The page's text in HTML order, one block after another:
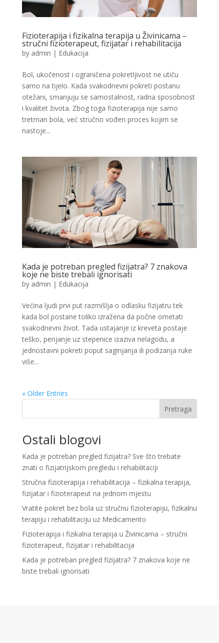
Fizioterapija i fizikalna terapija u Živinicama –
stručni fizioterapeut, fizijatar i rehabilitacija
by admin | Edukacija
Bol, ukočenost i ograničena pokretljivost ne utiču
samo na tijelo. Kada svakodnevni pokreti postanu
otežani, smanjuju se samostalnost, radna sposobnost
i kvalitet života. Zbog toga fizioterapija nije samo
tretman bola, već stručno vođen proces kojim se
nastoje...
Kada je potreban pregled fizijatra? 7 znakova
koje ne biste trebali ignorisati
by admin | Edukacija
Većina ljudi prvi put razmišlja o odlasku fizijatru tek
kada bol postane toliko izražena da počne ometati
svakodnevni život. Tada ustajanje iz kreveta postaje
teško, penjanje uz stepenice izaziva nelagodu, a
jednostavni pokreti poput saginjanja ili podizanja ruke
više...
« Older Entries
Pretraga
Ostali blogovi
Kada je potreban pregled fizijatra? Sve što trebate
znati o fizijatrijskom pregledu i rehabilitaciji
Stručna fizioterapija i rehabilitacija – fizikalna terapija,
fizijatar i fizioterapeut na jednom mjestu
Vratite pokret bez bola uz stručnu fizioterapiju, fizikalnu
terapiju i rehabilitaciju uz Medicamento
Fizioterapija i fizikalna terapija u Živinicama – stručni
fizioterapeut, fizijatar i rehabilitacija
Kada je potreban pregled fizijatra? 7 znakova koje ne
biste trebali ignorisati